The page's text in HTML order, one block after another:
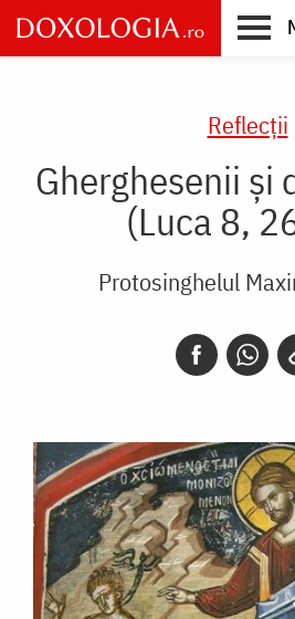
Skip
to
main
Reflecții
Gherghesenii și
(Luca 8,
Protosinghelul